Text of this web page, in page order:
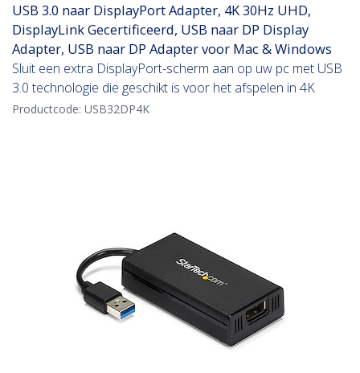
USB 3.0 naar DisplayPort Adapter, 4K 30Hz UHD,
DisplayLink Gecertificeerd, USB naar DP Display
Adapter, USB naar DP Adapter voor Mac & Windows
Sluit een extra DisplayPort-scherm aan op uw pc met USB
3.0 technologie die geschikt is voor het afspelen in 4K
Productcode: USB32DP4K